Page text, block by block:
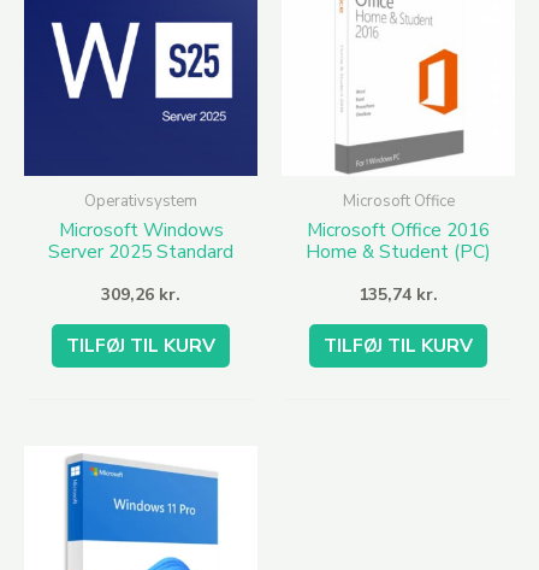
Operativsystem
Microsoft Windows
Server 2025 Standard
309,26 kr.
TILFØJ TIL KURV
Microsoft Office
Microsoft Office 2016
Home & Student (PC)
135,74 kr.
TILFØJ TIL KURV